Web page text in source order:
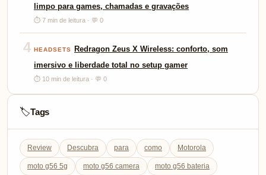
limpo para games, chamadas e gravações
⏱ 7 min de leitura · 💬 0
4 HEADSETS
Redragon Zeus X Wireless: conforto, som
imersivo e liberdade total no setup gamer
⏱ 10 min de leitura · 💬 0
🏷️Tags
Review Descubra para como Motorola
moto g56 5g moto g56 camera moto g56 bateria